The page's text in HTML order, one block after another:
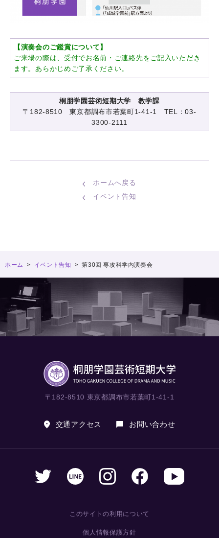
【演奏会のご鑑賞について】
ご来場の際は、受付でお名前・ご連絡先をご記入いただき
ます。あらかじめご了承ください。
桐朋学園芸術短期大学 教学課
〒182-8510 東京都調布市若葉町1-41-1 TEL：03-
3300-2111
イベント告知
ホームへ戻る
ホーム > イベント告知 >第30回 専攻科学内演奏会
〒182-8510 東京都調布市若葉町1-41-1
交通アクセス お問い合わせ
このサイトの利用について
個人情報保護方針